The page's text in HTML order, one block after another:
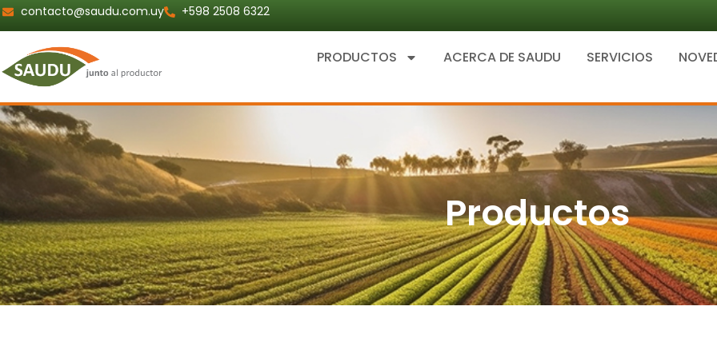
Ir
al
contenido
contacto@saudu.com.uy +598 2508 6322
PRODUCTOS ACERCA DE SAUDU SERVICIOS
Productos